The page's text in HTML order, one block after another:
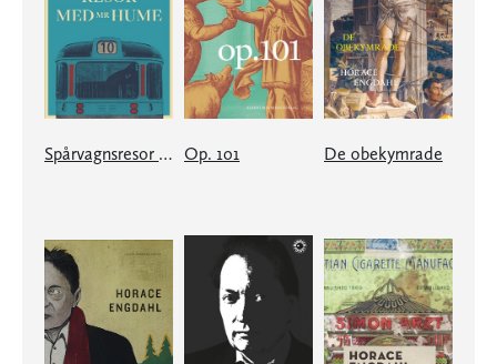
Spårvagnsresor med Mr Hume Op. 101 De obekymrade